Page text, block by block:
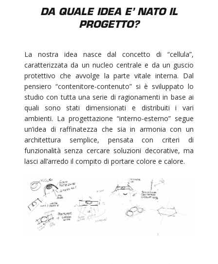
DA QUALE IDEA E’ NATO IL
PROGETTO?
La nostra idea nasce dal concetto di “cellula”,
caratterizzata da un nucleo centrale e da un guscio
protettivo che avvolge la parte vitale interna. Dal
pensiero “contenitore-contenuto” si è sviluppato lo
studio con tutta una serie di ragionamenti in base ai
quali sono stati dimensionati e distribuiti i vari
ambienti. La progettazione “interno-esterno” segue
un’idea di raffinatezza che sia in armonia con un
architettura semplice, pensata con criteri di
funzionalità senza cercare soluzioni decorative, ma
lasci all’arredo il compito di portare colore e calore.